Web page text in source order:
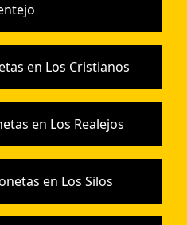
en Los Cristianos
en Los Realejos
en Los Silos